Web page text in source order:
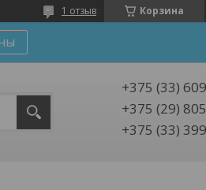
Корзина
1 отзыв
+375 (33)
+375 (29)
+375 (33)